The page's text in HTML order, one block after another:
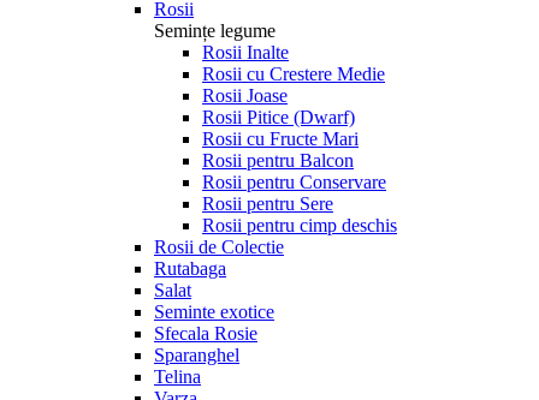
Rosii
Semințe legume
Rosii Inalte
Rosii cu Crestere Medie
Rosii Joase
Rosii Pitice (Dwarf)
Rosii cu Fructe Mari
Rosii pentru Balcon
Rosii pentru Conservare
Rosii pentru Sere
Rosii pentru cimp deschis
Rosii de Colectie
Rutabaga
Salat
Seminte exotice
Sfecala Rosie
Sparanghel
Telina